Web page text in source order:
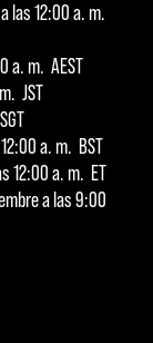
las 12:00 a. m.
a. m. AEST
JST
a. m. BST
12:00 a. m. ET
a las 9:00